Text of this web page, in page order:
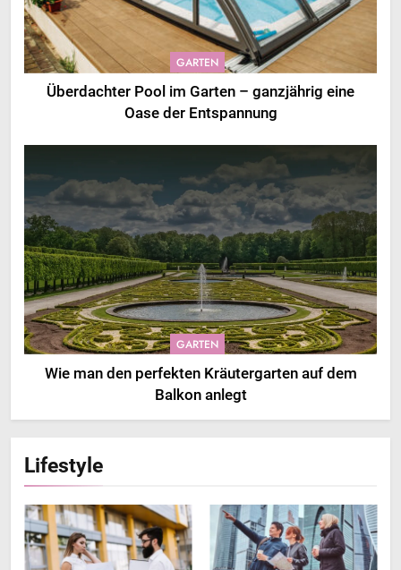
GARTEN
Überdachter Pool im Garten – ganzjährig eine
Oase der Entspannung
GARTEN
Wie man den perfekten Kräutergarten auf dem
Balkon anlegt
Lifestyle